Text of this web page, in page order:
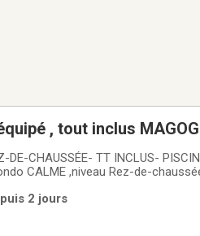
, tout inclus MAGOG
TT INCLUS- PISCINE LIBRE MAINTENANT385 rue du
CALME ,niveau Rez-de-
aux cerises, piste cyclable,
2 jours